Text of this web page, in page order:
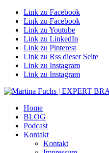
Link zu Facebook
Link zu Facebook
Link zu Youtube
Link zu LinkedIn
Link zu Pinterest
Link zu Rss dieser Seite
Link zu Instagram
Link zu Instagram
Home
BLOG
Podcast
Kontakt
Kontakt